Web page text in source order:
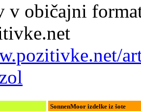
v običajni
SonnenMoor izdelke iz šote